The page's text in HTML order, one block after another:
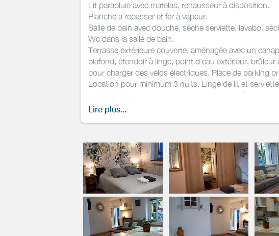
Lit parapluie avec matelas, rehausseur à disposition.
Planche a repasser et fer à vapeur.
Salle de bain avec douche, sèche serviette, lavabo,
Wc dans la salle de bain.
Terrasse extérieure couverte, aménagée avec un
plafond, étendoir à linge, point d'eau extérieur,
pour charger des vélos électriques. Place de parking
Location pour minimum 3 nuits. Linge de lit et
Appartement en plein centre ville, dans rue très calme:
supermarchés à proximité. Gare SNCF à 15 min à pieds.
Lire plus...